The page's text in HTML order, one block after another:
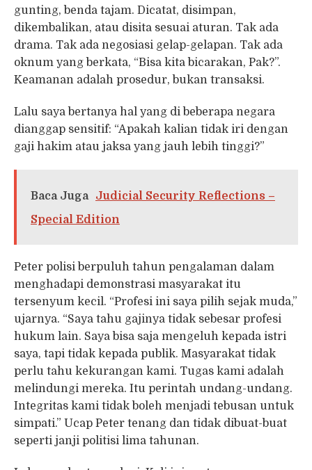
gunting, benda tajam. Dicatat, disimpan,
dikembalikan, atau disita sesuai aturan. Tak ada
drama. Tak ada negosiasi gelap-gelapan. Tak ada
oknum yang berkata, “Bisa kita bicarakan, Pak?”.
Keamanan adalah prosedur, bukan transaksi.
Lalu saya bertanya hal yang di beberapa negara
dianggap sensitif: “Apakah kalian tidak iri dengan
gaji hakim atau jaksa yang jauh lebih tinggi?”
Baca Juga
Judicial Security Reflections –
Special Edition
Peter polisi berpuluh tahun pengalaman dalam
menghadapi demonstrasi masyarakat itu
tersenyum kecil. “Profesi ini saya pilih sejak muda,”
ujarnya. “Saya tahu gajinya tidak sebesar profesi
hukum lain. Saya bisa saja mengeluh kepada istri
saya, tapi tidak kepada publik. Masyarakat tidak
perlu tahu kekurangan kami. Tugas kami adalah
melindungi mereka. Itu perintah undang-undang.
Integritas kami tidak boleh menjadi tebusan untuk
simpati.” Ucap Peter tenang dan tidak dibuat-buat
seperti janji politisi lima tahunan.